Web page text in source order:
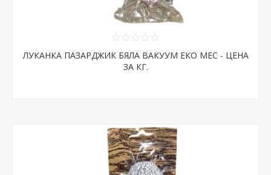
ЛУКАНКА ПАЗАРДЖИК БЯЛА ВАКУУМ ЕКО МЕС - ЦЕНА
ЗА КГ.